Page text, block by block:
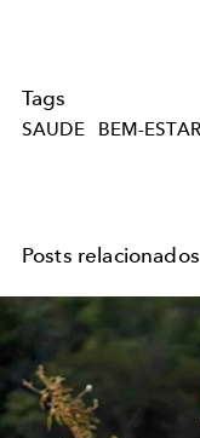
Tags
SAUDE BEM-ESTAR
Posts relacionados